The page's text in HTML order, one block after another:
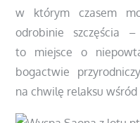
w którym czasem
odrobinie szczęścia
to miejsce o
bogactwie
na chwilę relaksu wśród